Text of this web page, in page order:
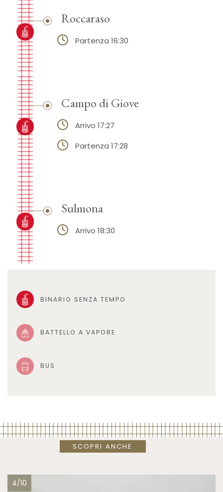
Roccaraso
Partenza 16:30
Campo di Giove
Arrivo 17:27
Partenza 17:28
Sulmona
Arrivo 18:30
BINARIO SENZA TEMPO
BATTELLO A VAPORE
BUS
SCOPRI ANCHE
4/10